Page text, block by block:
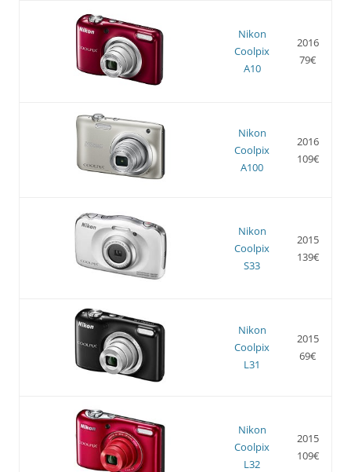
Nikon
Coolpix
A10
2016
79€
Nikon
Coolpix
A100
2016
109€
Nikon
Coolpix
S33
2015
139€
Nikon
Coolpix
L31
2015
69€
Nikon
Coolpix
L32
2015
109€